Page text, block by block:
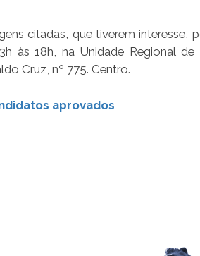
citadas, que tiverem interesse,
às 18h, na Unidade Regional
Cruz, nº 775. Centro.
aprovados